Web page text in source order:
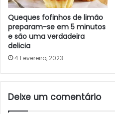
Queques fofinhos de limão
preparam-se em 5 minutos
e são uma verdadeira
delicia
4 Fevereiro, 2023
Deixe um comentário